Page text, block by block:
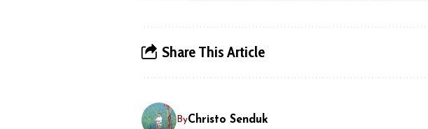
Share This Article
ByChristo Senduk